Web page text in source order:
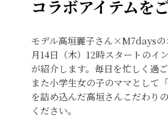
コラボアイテムを
モデル高垣麗子さん×M7daysの
月14日（木）12時スタートのイ
が紹介します。毎日を忙しく過
また小学生女の子のママとして
を詰め込んだ高垣さんこだわり
ください。